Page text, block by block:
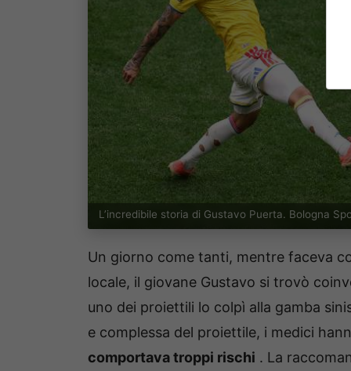
L’incredibile storia di Gustavo Puerta. Bologna
Un giorno come tanti, mentre faceva
locale, il giovane Gustavo si trovò
uno dei proiettili lo colpì alla gamba
e complessa del proiettile, i medici
comportava troppi rischi . La